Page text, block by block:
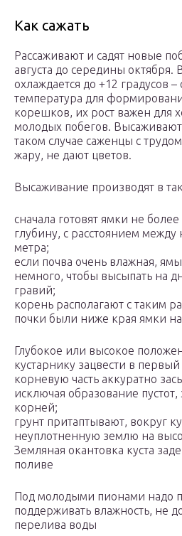
Как сажать
Рассаживают и садят новые
августа до середины октября.
охлаждается до +12 градусов
температура для
корешков, их рост важен для
молодых побегов.
таком случае саженцы с
жару, не дают цветов.
Высаживание производят в
сначала готовят ямки не
глубину, с расстоянием
метра;
если почва очень влажная,
немного, чтобы высыпать на
гравий;
корень располагают с таким
почки были ниже края ямки
Глубокое или высокое
кустарнику зацвести в
корневую часть аккуратно
исключая образование
корней;
грунт притаптывают, вокруг
неуплотненную землю на
Земляная окантовка куста
поливе
Под молодыми пионами надо
поддерживать влажность, не
перелива воды